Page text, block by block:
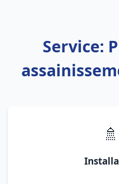
Service:
🚿